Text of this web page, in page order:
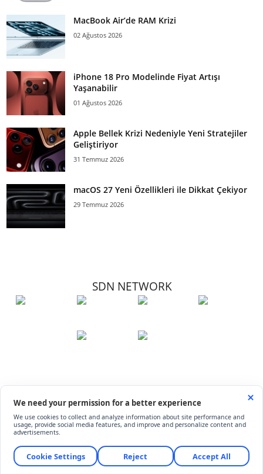
MacBook Air’de RAM Krizi
02 Ağustos 2026
iPhone 18 Pro Modelinde Fiyat Artışı
Yaşanabilir
01 Ağustos 2026
Apple Bellek Krizi Nedeniyle Yeni Stratejiler
Geliştiriyor
31 Temmuz 2026
macOS 27 Yeni Özellikleri ile Dikkat Çekiyor
29 Temmuz 2026
SDN NETWORK
© ShiftDelete.Net